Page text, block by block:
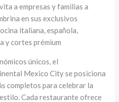
a empresas y familias a
en sus exclusivos
italiana, española,
y cortes prémium
únicos, el
Mexico City se posiciona
completos para celebrar la
Cada restaurante ofrece